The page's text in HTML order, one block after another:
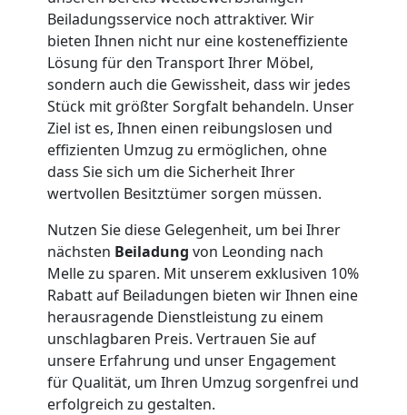
Beiladungsservice noch attraktiver. Wir
bieten Ihnen nicht nur eine kosteneffiziente
Lösung für den Transport Ihrer Möbel,
sondern auch die Gewissheit, dass wir jedes
Stück mit größter Sorgfalt behandeln. Unser
Ziel ist es, Ihnen einen reibungslosen und
effizienten Umzug zu ermöglichen, ohne
dass Sie sich um die Sicherheit Ihrer
wertvollen Besitztümer sorgen müssen.
Nutzen Sie diese Gelegenheit, um bei Ihrer
nächsten Beiladung von Leonding nach
Melle zu sparen. Mit unserem exklusiven 10%
Rabatt auf Beiladungen bieten wir Ihnen eine
herausragende Dienstleistung zu einem
unschlagbaren Preis. Vertrauen Sie auf
unsere Erfahrung und unser Engagement
für Qualität, um Ihren Umzug sorgenfrei und
erfolgreich zu gestalten.
Service-
Umzug
Leonding
Qualitäts-
Umzüge
Leonding
Vereinsumzug
Leonding